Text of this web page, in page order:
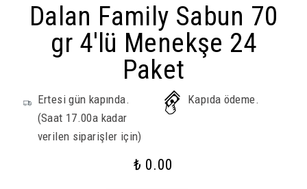
Dalan Family Sabun 70
gr 4'lü Menekşe 24
Paket
Ertesi gün kapında.
(Saat 17.00a kadar
verilen siparişler için)
Kapıda ödeme.
₺ 0.00